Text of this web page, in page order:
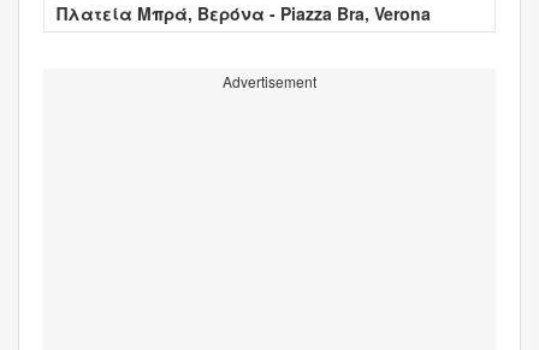
Πλατεία Μπρά, Βερόνα - Piazza Bra, Verona
Advertisement